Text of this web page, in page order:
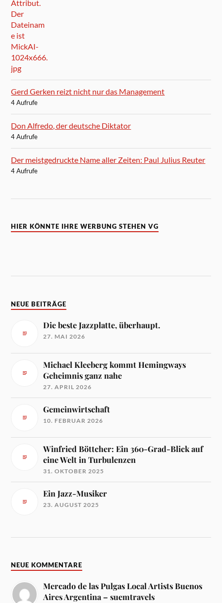
Gerd Gerken reizt nicht nur das Management
4 Aufrufe
Don Alfredo, der deutsche Diktator
4 Aufrufe
Der meistgedruckte Name aller Zeiten: Paul Julius Reuter
4 Aufrufe
HIER KÖNNTE IHRE WERBUNG STEHEN VG
NEUE BEITRÄGE
Die beste Jazzplatte, überhaupt.
27. MAI 2026
Michael Kleeberg kommt Hemingways
Geheimnis ganz nahe
27. APRIL 2026
Gemeinwirtschaft
10. FEBRUAR 2026
Winfried Böttcher: Ein 360-Grad-Blick auf
eine Welt in Turbulenzen
31. OKTOBER 2025
Ein Jazz-Musiker
23. AUGUST 2025
NEUE KOMMENTARE
Mercado de las Pulgas Local Artists Buenos
Aires Argentina – suemtravels